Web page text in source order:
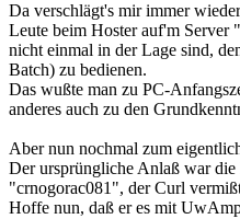
Da verschlägt's mir immer
Leute beim Hoster auf'm Server
nicht einmal in der Lage sind,
Batch) zu bedienen.
Das wußte man zu PC-
anderes auch zu den
Aber nun nochmal zum
Der ursprüngliche Anlaß war
"crnogorac081", der Curl
Hoffe nun, daß er es mit